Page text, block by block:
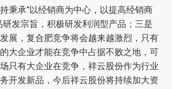
秉承“以经销商为中心，以提高经销商
研发宗旨，积极研发利润型产品；三是
展，复合肥竞争将会越来越激烈，只有
大企业才能在竞争中占据不败之地，可
只有大企业在竞争，祥云股份作为行业
开发新品，今后祥云股份将持续加大资